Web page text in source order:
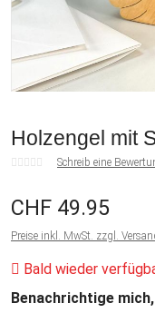
Holzengel mit
Schreib eine
CHF 49.95
Preise inkl. MwSt. zzgl.
Bald wieder
Benachrichtige